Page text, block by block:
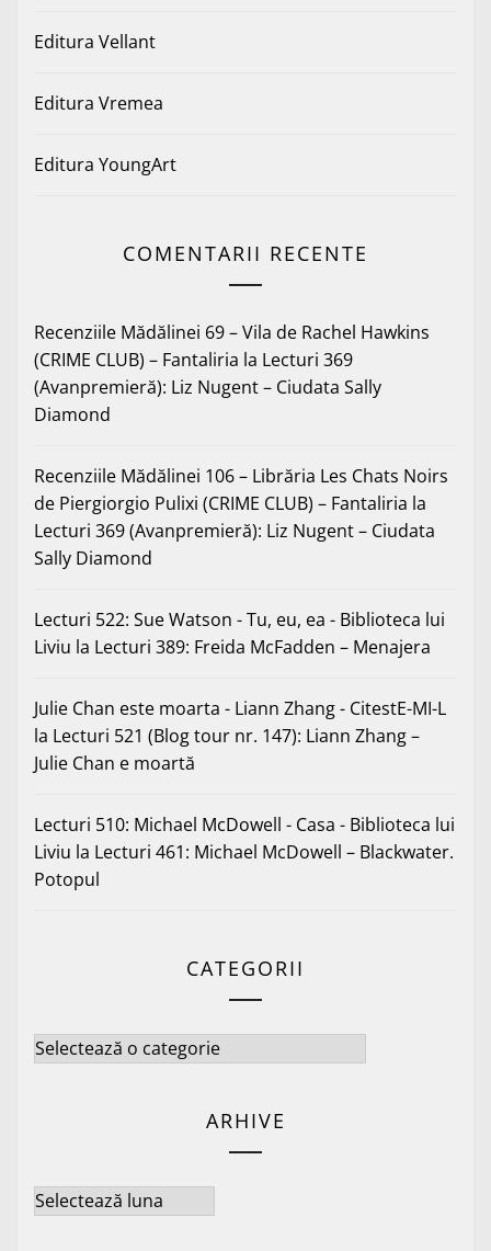
Editura Vellant
Editura Vremea
Editura YoungArt
COMENTARII RECENTE
Recenziile Mădălinei 69 – Vila de Rachel Hawkins
(CRIME CLUB) – Fantaliria la Lecturi 369
(Avanpremieră): Liz Nugent – Ciudata Sally
Diamond
Recenziile Mădălinei 106 – Librăria Les Chats Noirs
de Piergiorgio Pulixi (CRIME CLUB) – Fantaliria la
Lecturi 369 (Avanpremieră): Liz Nugent – Ciudata
Sally Diamond
Lecturi 522: Sue Watson - Tu, eu, ea - Biblioteca lui
Liviu la Lecturi 389: Freida McFadden – Menajera
Julie Chan este moarta - Liann Zhang - CitestE-MI-L
la Lecturi 521 (Blog tour nr. 147): Liann Zhang –
Julie Chan e moartă
Lecturi 510: Michael McDowell - Casa - Biblioteca lui
Liviu la Lecturi 461: Michael McDowell – Blackwater.
Potopul
CATEGORII
Categorii
ARHIVE
Arhive